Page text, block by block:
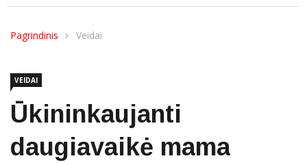
Pagrindinis Veidai
VEIDAI
Ūkininkaujanti
daugiavaikė mama